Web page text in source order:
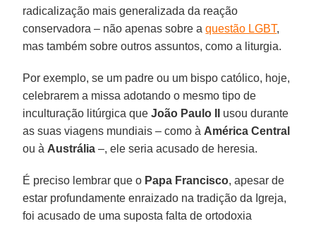
radicalização mais generalizada da reação
conservadora – não apenas sobre aquestão LGBT,
mas também sobre outros assuntos, como a liturgia.
Por exemplo, se um padre ou um bispo católico, hoje,
celebrarem a missa adotando o mesmo tipo de
inculturação litúrgica queJoão Paulo II
usou durante
as suas viagens mundiais – como à América Central
ou à Austrália –, ele seria acusado de heresia.
É preciso lembrar que o Papa Francisco, apesar de
estar profundamente enraizado na tradição da Igreja,
foi acusado de uma suposta falta de ortodoxia